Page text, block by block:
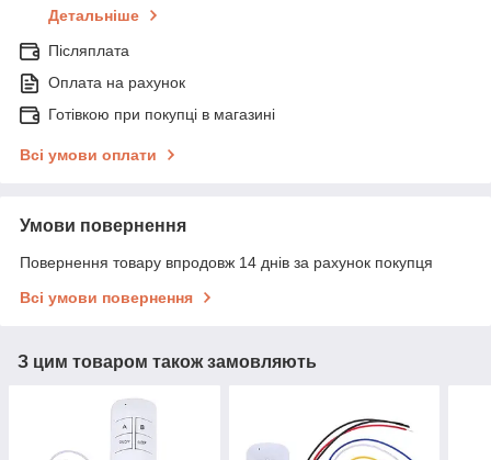
Детальніше
Післяплата
Оплата на рахунок
Готівкою при покупці в магазині
Всі умови оплати
Умови повернення
Повернення товару впродовж 14 днів за рахунок покупця
Всі умови повернення
З цим товаром також замовляють